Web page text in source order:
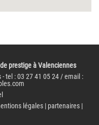
prestige à Valenciennes
tel : 03 27 41 05 24 / email :
légales| partenaires|